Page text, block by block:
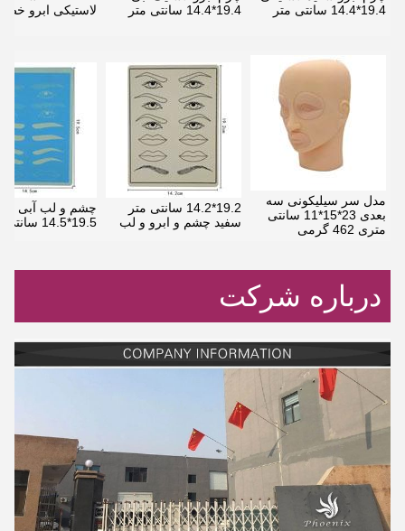
19.4*14.4 سانتی متر
19.4*14.4 سانتی متر
لاستیکی ابرو خط
مدل سر سیلیکونی سه
بعدی 23*15*11 سانتی
متری 462 گرمی
19.2*14.2 سانتی متر
سفید چشم و ابرو و لب
چشم و لب آبی
19.5*14.5 سانتی متر
درباره شرکت